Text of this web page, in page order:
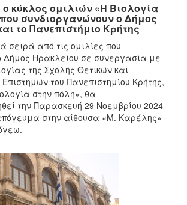
ο κύκλος ομιλιών «Η Βιολογία
συνδιοργανώνουν ο Δήμος
το Πανεπιστήμιο Κρήτης
σειρά από τις ομιλίες που
Δήμος Ηρακλείου σε συνεργασία με
της Σχολής Θετικών και
του Πανεπιστημίου Κρήτης,
στην πόλη», θα
την Παρασκευή 29 Νοεμβρίου 2024
στην αίθουσα «Μ. Καρέλης»